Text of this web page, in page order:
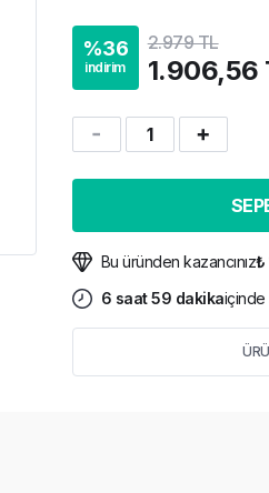
%36
indirim
2.979 TL
1.906,56
1
Bu üründen kazancınız₺
6 saat 59 dakikaiçinde